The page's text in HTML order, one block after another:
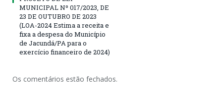
MUNICIPAL Nº 017/2023, DE
23 DE OUTUBRO DE 2023
(LOA-2024 Estima a receita e
fixa a despesa do Município
de Jacundá/PA para o
exercício financeiro de 2024)
Os comentários estão fechados.